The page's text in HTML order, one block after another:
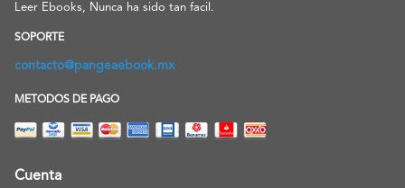
Leer Ebooks, Nunca ha sido tan facil.
SOPORTE
contacto@pangeaebook.mx
METODOS DE PAGO
Cuenta